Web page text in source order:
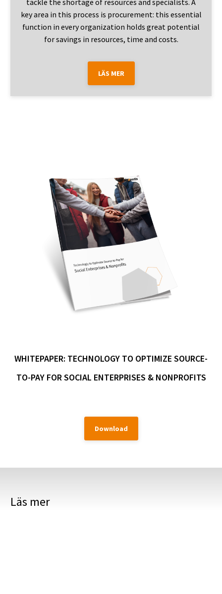
key area in this process is procurement: this essential
function in every organization holds great potential
for savings in resources, time and costs.
LÄS MER
WHITEPAPER: TECHNOLOGY TO OPTIMIZE SOURCE-
TO-PAY FOR SOCIAL ENTERPRISES & NONPROFITS
Download
Läs mer